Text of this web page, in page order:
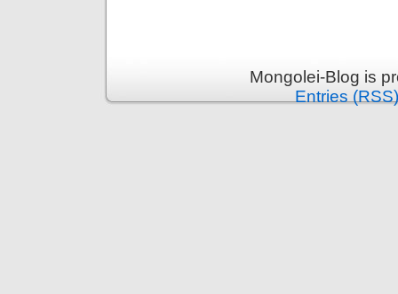
Mongolei-Blog is
Entries (RSS)